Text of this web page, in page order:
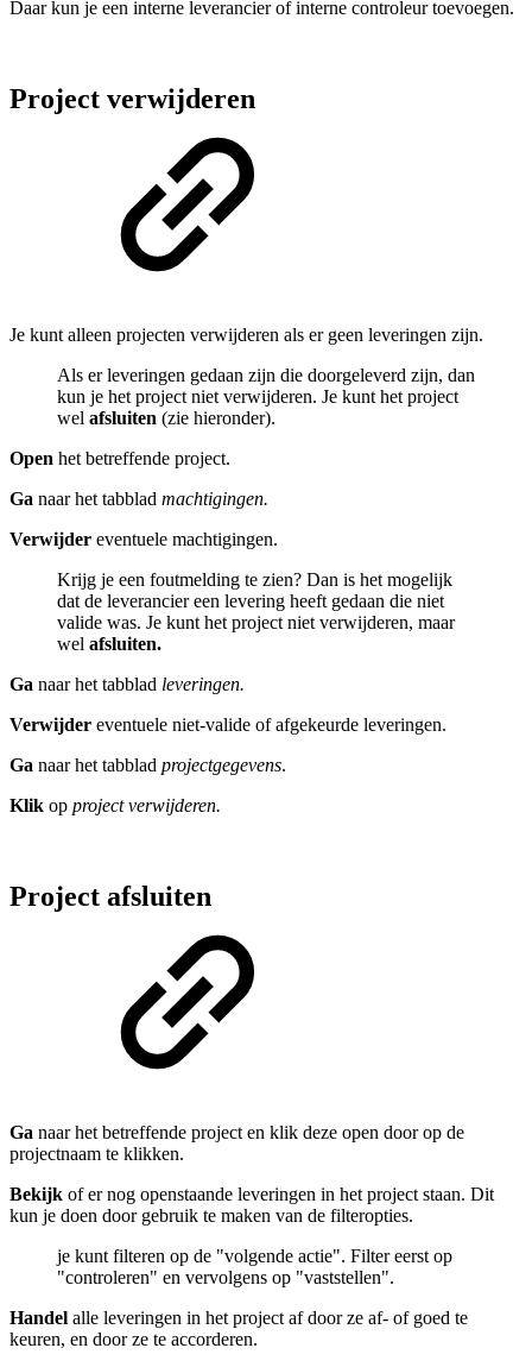
Daar kun je een interne leverancier of interne controleur toevoegen.
Project verwijderen
Je kunt alleen projecten verwijderen als er geen leveringen zijn.
Als er leveringen gedaan zijn die doorgeleverd zijn, dan
kun je het project niet verwijderen. Je kunt het project
wel afsluiten (zie hieronder).
Open het betreffende project.
Ga naar het tabblad machtigingen.
Verwijder eventuele machtigingen.
Krijg je een foutmelding te zien? Dan is het mogelijk
dat de leverancier een levering heeft gedaan die niet
valide was. Je kunt het project niet verwijderen, maar
wel afsluiten.
Ga naar het tabblad leveringen.
Verwijder eventuele niet-valide of afgekeurde leveringen.
Ga naar het tabblad projectgegevens.
Klik op project verwijderen.
Project afsluiten
Ga naar het betreffende project en klik deze open door op de
projectnaam te klikken.
Bekijk of er nog openstaande leveringen in het project staan. Dit
kun je doen door gebruik te maken van de filteropties.
je kunt filteren op de "volgende actie". Filter eerst op
"controleren" en vervolgens op "vaststellen".
Handel alle leveringen in het project af door ze af- of goed te
keuren, en door ze te accorderen.